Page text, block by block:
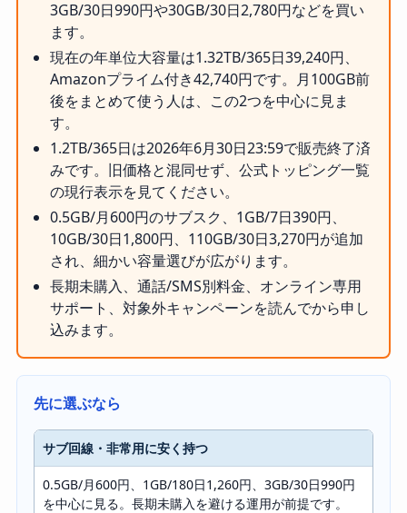
3GB/30日990円や30GB/30日2,780円などを買い
ます。
現在の年単位大容量は1.32TB/365日39,240円、
Amazonプライム付き42,740円です。月100GB前
後をまとめて使う人は、この2つを中心に見ま
す。
1.2TB/365日は2026年6月30日23:59で販売終了済
みです。旧価格と混同せず、公式トッピング一覧
の現行表示を見てください。
0.5GB/月600円のサブスク、1GB/7日390円、
10GB/30日1,800円、110GB/30日3,270円が追加
され、細かい容量選びが広がります。
長期未購入、通話/SMS別料金、オンライン専用
サポート、対象外キャンペーンを読んでから申し
込みます。
先に選ぶなら
サブ回線・非常用に安く持つ
0.5GB/月600円、1GB/180日1,260円、3GB/30日990円
を中心に見る。長期未購入を避ける運用が前提です。